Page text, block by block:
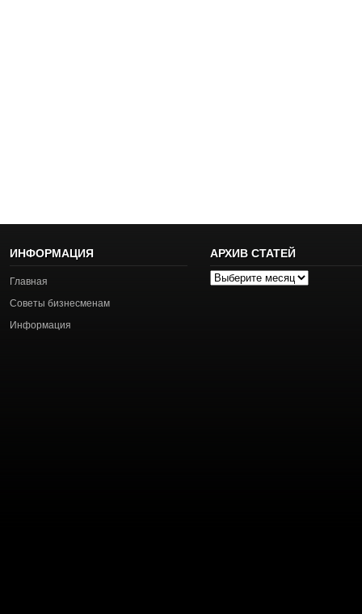
ИНФОРМАЦИЯ
Главная
Советы бизнесменам
Информация
АРХИВ СТАТЕЙ
Архив